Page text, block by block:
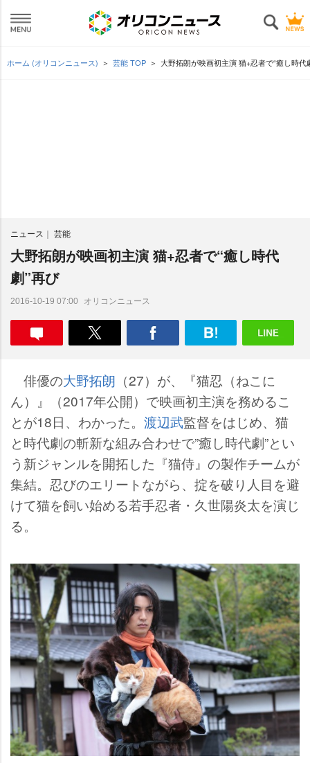
ホーム (オリコンニュース) 芸能 TOP 大野拓朗が映画初主演 猫+忍者で“癒し時代
ニュース 芸能
大野拓朗が映画初主演 猫+忍者で“癒し時代
劇”再び
2016-10-19 07:00 オリコンニュース
俳優の大野拓朗 （27）が、『猫忍（ねこに
ん）』（2017年公開）で映画初主演を務めるこ
とが18日、わかった。 渡辺武監督をはじめ、猫
と時代劇の斬新な組み合わせで”癒し時代劇”とい
う新ジャンルを開拓した『猫侍』の製作チームが
集結。忍びのエリートながら、掟を破り人目を避
けて猫を飼い始める若手忍者・久世陽炎太を演じ
る。